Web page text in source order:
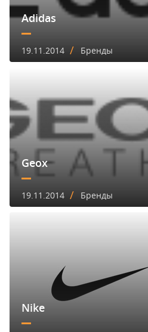
Adidas
19.11.2014 / Бренды
Geox
19.11.2014 / Бренды
Nike